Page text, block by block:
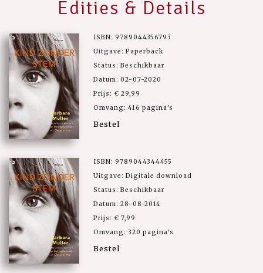
Edities & Details
ISBN: 9789044356793
Uitgave: Paperback
Status: Beschikbaar
Datum: 02-07-2020
Prijs: € 29,99
Omvang: 416 pagina's
Bestel
ISBN: 9789044344455
Uitgave: Digitale download
Status: Beschikbaar
Datum: 28-08-2014
Prijs: € 7,99
Omvang: 320 pagina's
Bestel